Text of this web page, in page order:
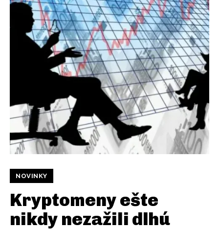
NOVINKY
Kryptomeny ešte
nikdy nezažili dlhú